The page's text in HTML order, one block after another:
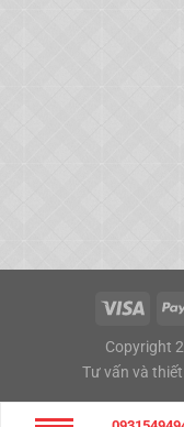
Copyright
Tư vấn và